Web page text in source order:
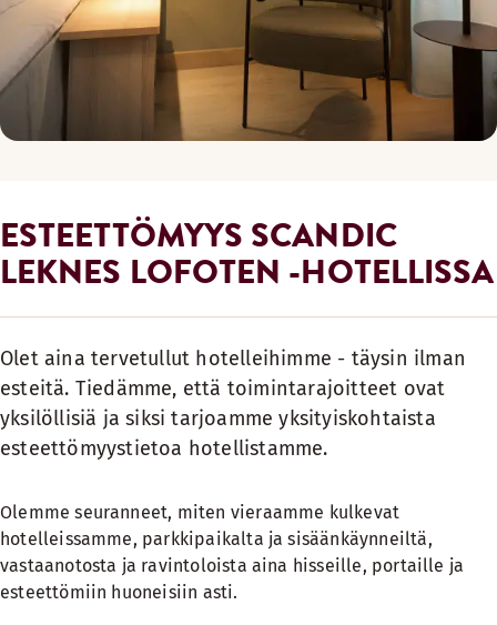
ESTEETTÖMYYS SCANDIC
LEKNES LOFOTEN -HOTELLISSA
Olet aina tervetullut hotelleihimme - täysin ilman
esteitä. Tiedämme, että toimintarajoitteet ovat
yksilöllisiä ja siksi tarjoamme yksityiskohtaista
esteettömyystietoa hotellistamme.
Olemme seuranneet, miten vieraamme kulkevat
hotelleissamme, parkkipaikalta ja sisäänkäynneiltä,
vastaanotosta ja ravintoloista aina hisseille, portaille ja
esteettömiin huoneisiin asti.